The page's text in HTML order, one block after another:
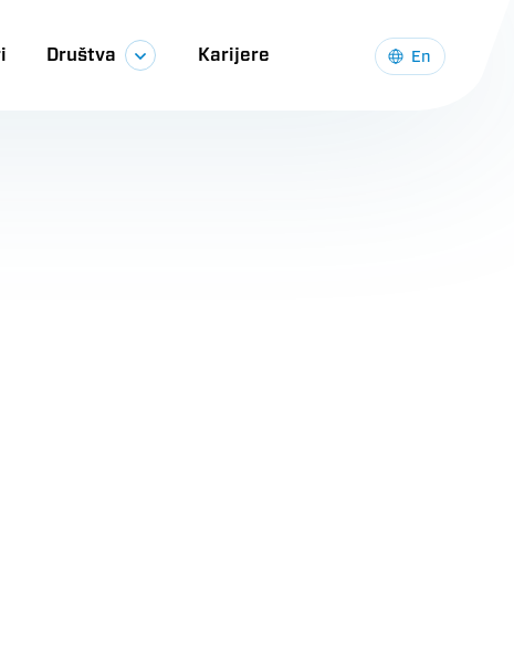
Društva Karijere En